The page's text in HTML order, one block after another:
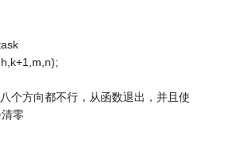
个方向都不行，从函数退出，并且使
零